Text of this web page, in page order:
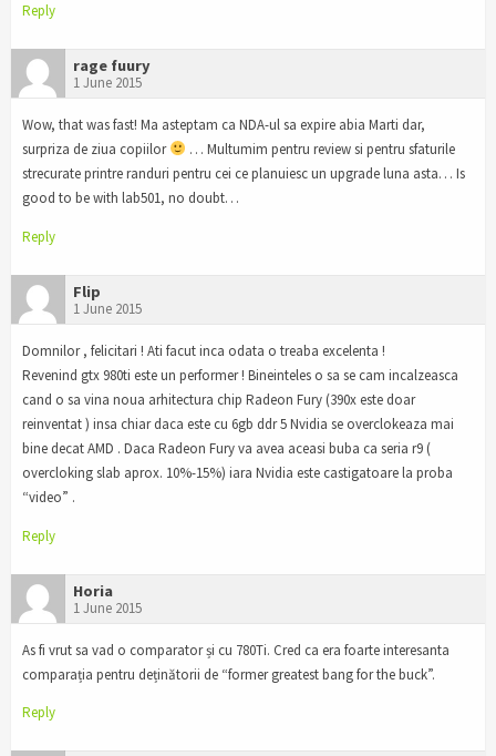
Reply
rage fuury
1 June 2015
Wow, that was fast! Ma asteptam ca NDA-ul sa expire abia Marti dar,
surpriza de ziua copiilor
… Multumim pentru review si pentru sfaturile
strecurate printre randuri pentru cei ce planuiesc un upgrade luna asta… Is
good to be with lab501, no doubt…
Reply
Flip
1 June 2015
Domnilor , felicitari ! Ati facut inca odata o treaba excelenta !
Revenind gtx 980ti este un performer ! Bineinteles o sa se cam incalzeasca
cand o sa vina noua arhitectura chip Radeon Fury (390x este doar
reinventat ) insa chiar daca este cu 6gb ddr 5 Nvidia se overclokeaza mai
bine decat AMD . Daca Radeon Fury va avea aceasi buba ca seria r9 (
overcloking slab aprox. 10%-15%) iara Nvidia este castigatoare la proba
“video” .
Reply
Horia
1 June 2015
As fi vrut sa vad o comparator și cu 780Ti. Cred ca era foarte interesanta
comparația pentru deținătorii de “former greatest bang for the buck”.
Reply